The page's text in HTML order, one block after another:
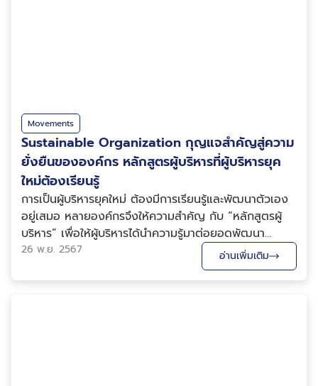
Movements
Sustainable Organization กุญแจสำคัญสู่ความ
ยั่งยืนขององค์กร หลักสูตรผู้บริหารที่ผู้บริหารยุค
ใหม่ต้องเรียนรู้
การเป็นผู้บริหารยุคใหม่ ต้องมีการเรียนรู้และพัฒนาตัวเอง
อยู่เสมอ หลายองค์กรจึงให้ความสำคัญ กับ “หลักสูตรผู้
บริหาร” เพื่อให้ผู้บริหารได้นำความรู้มาต่อยอดพัฒนา
องค์กรในด้านต่าง ๆ จนสามารถนำทางให้องค์กรพัฒนาได้
อย่างยั่งยืน ซึ่งหลังโลกได้รับผลกระทบจากโควิด-19 การ
เปลี่ยนแปลงสภาพอากาศ และความไม่สงบที่ส่งผลก...
26 พ.ย. 2567 อ่านเพิ่มเติม